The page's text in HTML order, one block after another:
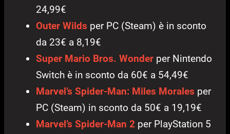
24,99€
Outer Wilds per PC (Steam) è in sconto
da 23€ a 8,19€
Super Mario Bros. Wonder per Nintendo
Switch è in sconto da 60€ a 54,49€
Marvel’s Spider-Man: Miles Morales per
PC (Steam) in sconto da 50€ a 19,19€
Marvel’s Spider-Man 2 per PlayStation 5